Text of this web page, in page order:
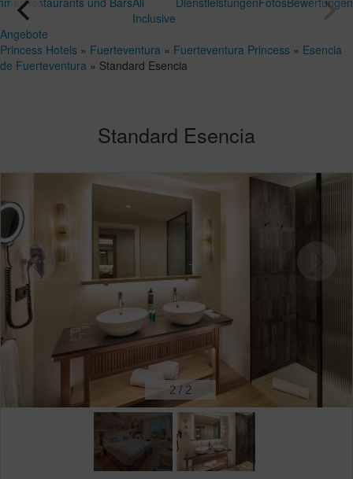
Inclusive
Angebote
Princess Hotels » Fuerteventura » Fuerteventura Princess » Esencia
de Fuerteventura » Standard Esencia
Standard Esencia
2 / 2